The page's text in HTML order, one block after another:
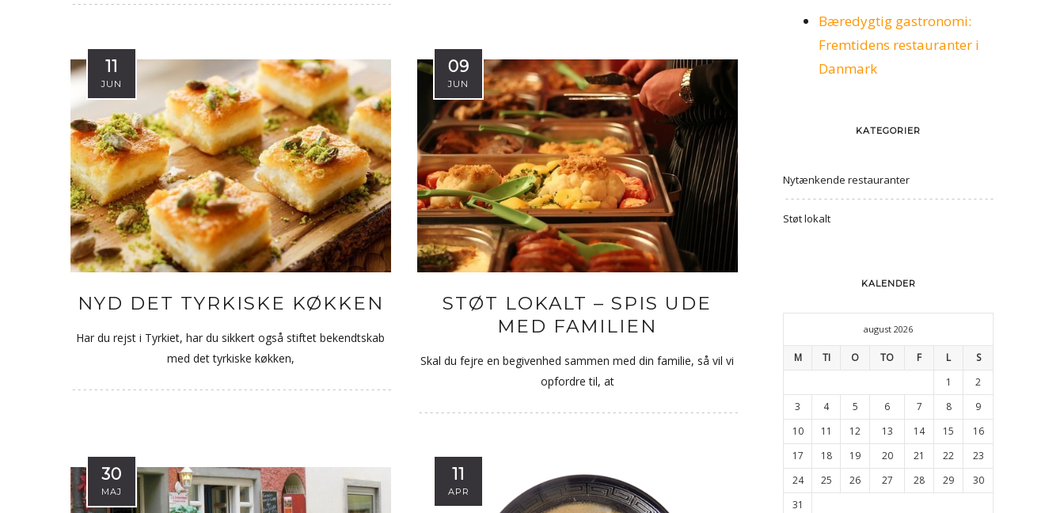
11
JUN
NYD DET TYRKISKE KØKKEN
Har du rejst i Tyrkiet, har du sikkert også stiftet bekendtskab
med det tyrkiske køkken,
09
JUN
STØT LOKALT – SPIS UDE
MED FAMILIEN
Skal du fejre en begivenhed sammen med din familie, så vil vi
opfordre til, at
30
MAJ
11
APR
Bæredygtig gastronomi:
Fremtidens restauranter i
Danmark
KATEGORIER
Nytænkende restauranter
Støt lokalt
KALENDER
august 2026
M TI O TO F L
S
1
2
3
4 5 6 7 8
9
10
11 12 13 14 15
16
17
18 19 20 21 22
23
24
25 26 27 28 29
30
31